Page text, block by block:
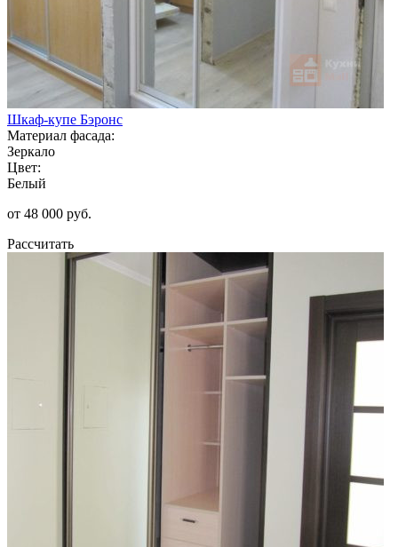
Шкаф-купе Бэронс
Материал фасада:
Зеркало
Цвет:
Белый
от 48 000 руб.
Рассчитать